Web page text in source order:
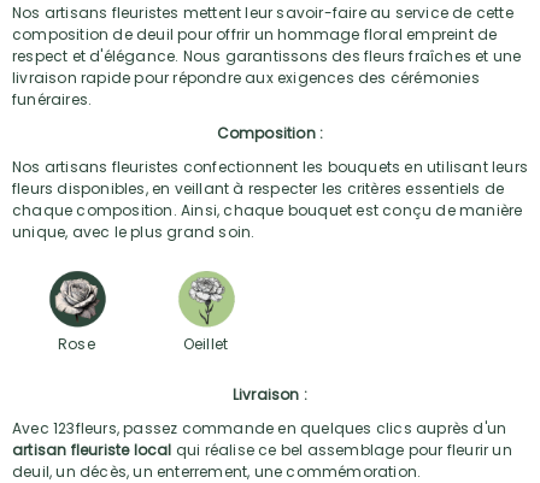
Nos artisans fleuristes mettent leur savoir-faire au service de cette
composition de deuil pour offrir un hommage floral empreint de
respect et d'élégance. Nous garantissons des fleurs fraîches et une
livraison rapide pour répondre aux exigences des cérémonies
funéraires.
Composition :
Nos artisans fleuristes confectionnent les bouquets en utilisant leurs
fleurs disponibles, en veillant à respecter les critères essentiels de
chaque composition. Ainsi, chaque bouquet est conçu de manière
unique, avec le plus grand soin.
Rose Oeillet
Livraison :
Avec 123fleurs, passez commande en quelques clics auprès d'un
artisan fleuriste local qui réalise ce bel assemblage pour fleurir un
deuil, un décès, un enterrement, une commémoration.